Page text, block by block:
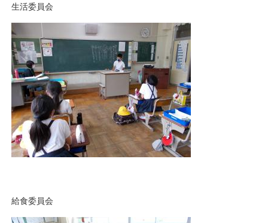
生活委員会
給食委員会